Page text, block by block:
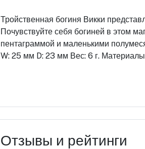
Тройственная богиня Викки
Почувствуйте себя богиней в этом
пентаграммой и маленькими
W: 25 мм D: 23 мм Вес: 6 г.
Отзывы и рейтинги